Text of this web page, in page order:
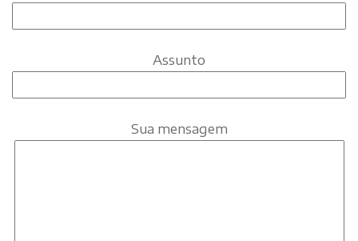
Assunto
Sua mensagem